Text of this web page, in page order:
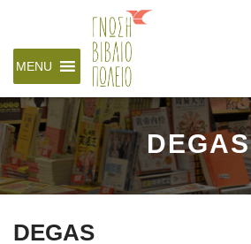
MENU
DEGAS
DEGAS